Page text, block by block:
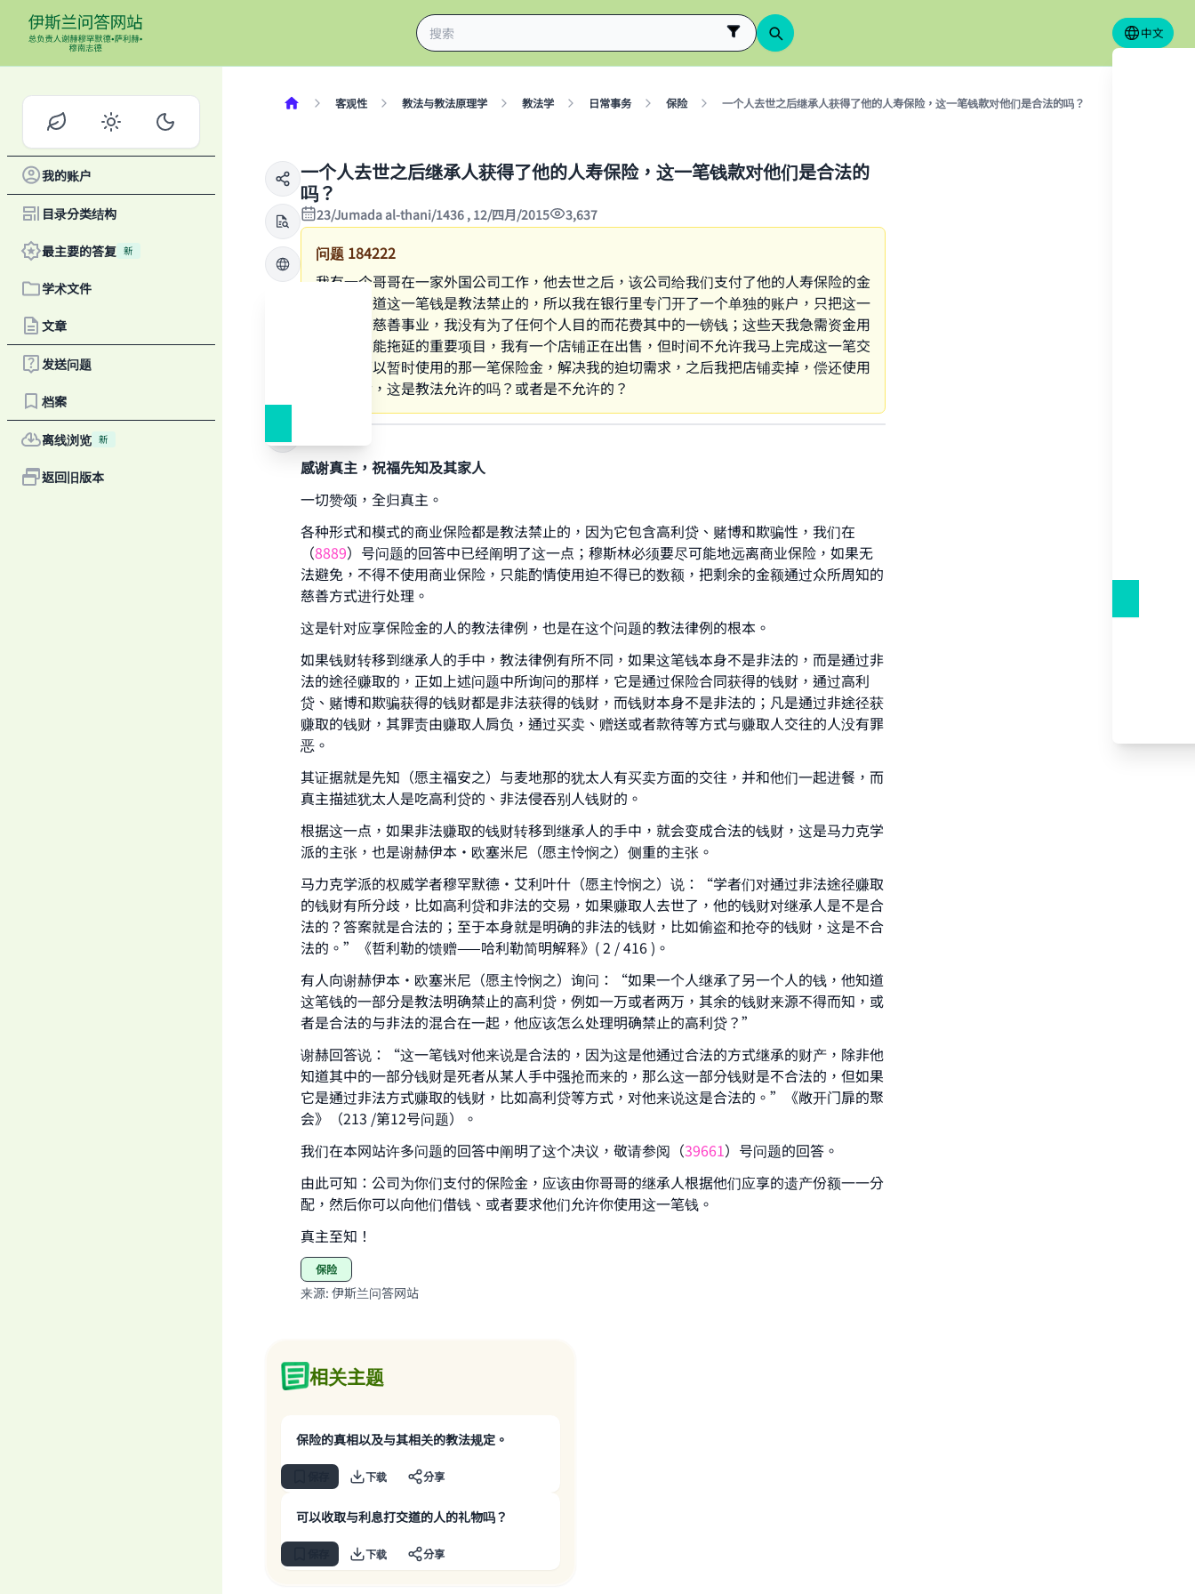
中文
我的账户
目录分类结构
最主要的答复 新
学术文件
文章
发送问题
档案
离线浏览 新
返回旧版本
客观性 教法与教法原理学 教法学 日常事务 保险 一个人去世之后继承人获得了他的人寿保险，这一笔钱款对他们是合法的吗？
一个人去世之后继承人获得了他的人寿保险，这一笔钱款对他们是合法的
吗？
23/Jumada al-thani/1436 , 12/四月/2015 3,637
问题 184222
我有一个哥哥在一家外国公司工作，他去世之后，该公司给我们支付了他的人寿保险的金
额，我知道这一笔钱是教法禁止的，所以我在银行里专门开了一个单独的账户，只把这一
笔钱用于慈善事业，我没有为了任何个人目的而花费其中的一镑钱；这些天我急需资金用
于一个不能拖延的重要项目，我有一个店铺正在出售，但时间不允许我马上完成这一笔交
易，我可以暂时使用的那一笔保险金，解决我的迫切需求，之后我把店铺卖掉，偿还使用
的保险金，这是教法允许的吗？或者是不允许的？
感谢真主，祝福先知及其家人
一切赞颂，全归真主。
各种形式和模式的商业保险都是教法禁止的，因为它包含高利贷、赌博和欺骗性，我们在
（8889）号问题的回答中已经阐明了这一点；穆斯林必须要尽可能地远离商业保险，如果无
法避免，不得不使用商业保险，只能酌情使用迫不得已的数额，把剩余的金额通过众所周知的
慈善方式进行处理。
这是针对应享保险金的人的教法律例，也是在这个问题的教法律例的根本。
如果钱财转移到继承人的手中，教法律例有所不同，如果这笔钱本身不是非法的，而是通过非
法的途径赚取的，正如上述问题中所询问的那样，它是通过保险合同获得的钱财，通过高利
贷、赌博和欺骗获得的钱财都是非法获得的钱财，而钱财本身不是非法的；凡是通过非途径获
赚取的钱财，其罪责由赚取人肩负，通过买卖、赠送或者款待等方式与赚取人交往的人没有罪
恶。
其证据就是先知（愿主福安之）与麦地那的犹太人有买卖方面的交往，并和他们一起进餐，而
真主描述犹太人是吃高利贷的、非法侵吞别人钱财的。
根据这一点，如果非法赚取的钱财转移到继承人的手中，就会变成合法的钱财，这是马力克学
派的主张，也是谢赫伊本·欧塞米尼（愿主怜悯之）侧重的主张。
马力克学派的权威学者穆罕默德·艾利叶什（愿主怜悯之）说：“学者们对通过非法途径赚取
的钱财有所分歧，比如高利贷和非法的交易，如果赚取人去世了，他的钱财对继承人是不是合
法的？答案就是合法的；至于本身就是明确的非法的钱财，比如偷盗和抢夺的钱财，这是不合
法的。”《哲利勒的馈赠——哈利勒简明解释》( 2 / 416 )。
有人向谢赫伊本•欧塞米尼（愿主怜悯之）询问：“如果一个人继承了另一个人的钱，他知道
这笔钱的一部分是教法明确禁止的高利贷，例如一万或者两万，其余的钱财来源不得而知，或
者是合法的与非法的混合在一起，他应该怎么处理明确禁止的高利贷？”
谢赫回答说：“这一笔钱对他来说是合法的，因为这是他通过合法的方式继承的财产，除非他
知道其中的一部分钱财是死者从某人手中强抢而来的，那么这一部分钱财是不合法的，但如果
它是通过非法方式赚取的钱财，比如高利贷等方式，对他来说这是合法的。”《敞开门扉的聚
会》（213 /第12号问题）。
我们在本网站许多问题的回答中阐明了这个决议，敬请参阅（39661）号问题的回答。
由此可知：公司为你们支付的保险金，应该由你哥哥的继承人根据他们应享的遗产份额一一分
配，然后你可以向他们借钱、或者要求他们允许你使用这一笔钱。
真主至知！
保险
来源: 伊斯兰问答网站
相关主题
保险的真相以及与其相关的教法规定。
下载 分享
可以收取与利息打交道的人的礼物吗？
下载 分享
Make an impact on millions of lives with your
contribution today
Your support is crucial for our mission.
The Prophet (ﷺ) said:
"A person who leads others to doing what is good will earn the
same reward as those who do it."
(MUSLIM, 1893)
Support IslamQA